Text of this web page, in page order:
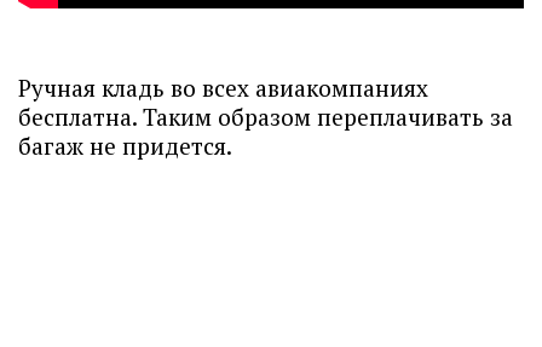
Ручная кладь во всех авиакомпаниях
бесплатна. Таким образом переплачивать за
багаж не придется.